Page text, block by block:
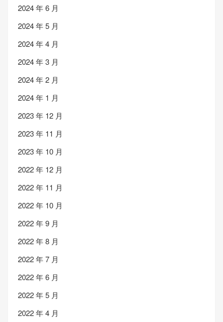
2024 年 6 月
2024 年 5 月
2024 年 4 月
2024 年 3 月
2024 年 2 月
2024 年 1 月
2023 年 12 月
2023 年 11 月
2023 年 10 月
2022 年 12 月
2022 年 11 月
2022 年 10 月
2022 年 9 月
2022 年 8 月
2022 年 7 月
2022 年 6 月
2022 年 5 月
2022 年 4 月